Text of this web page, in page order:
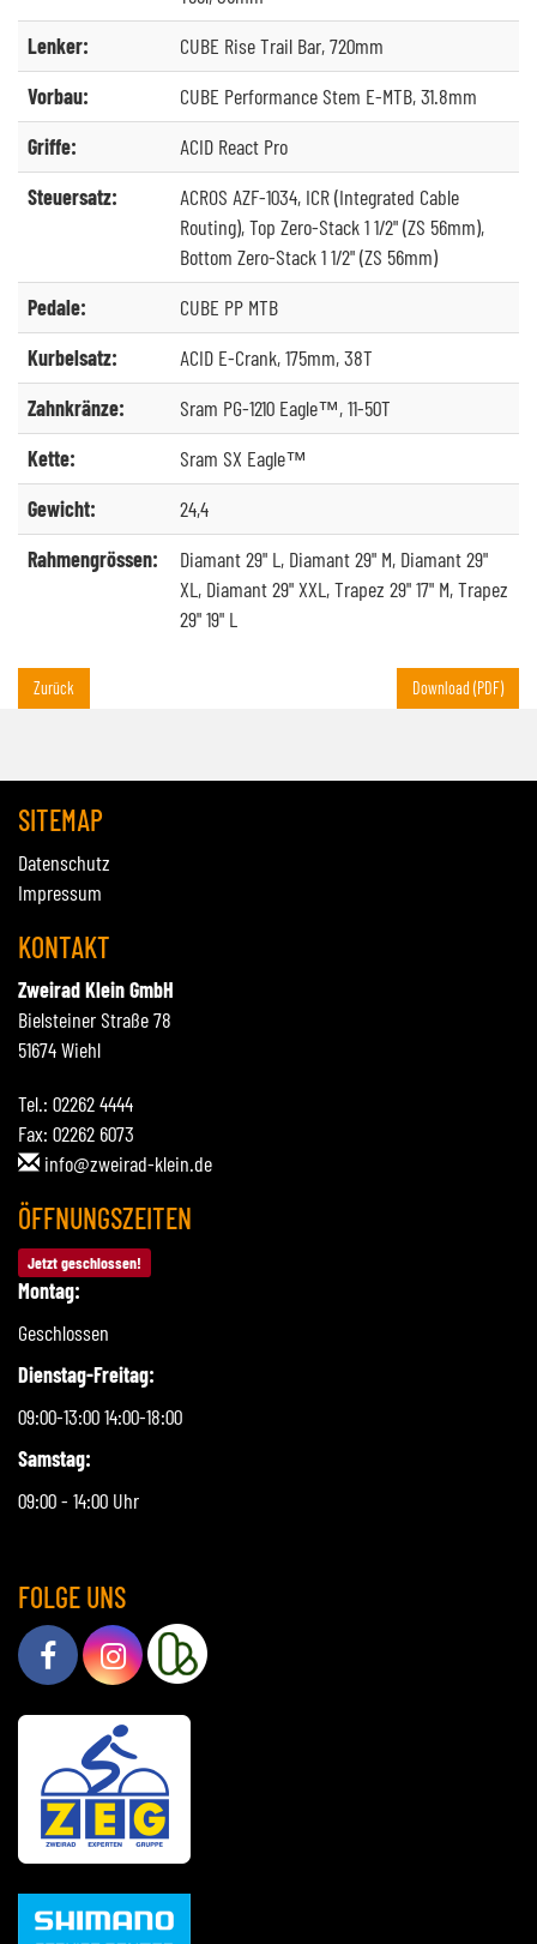
Lenker:
CUBE Rise Trail Bar, 720mm
Vorbau:
CUBE Performance Stem E-MTB, 31.8mm
Griffe:
ACID React Pro
Steuersatz:
ACROS AZF-1034, ICR (Integrated Cable
Routing), Top Zero-Stack 1 1/2" (ZS 56mm),
Bottom Zero-Stack 1 1/2" (ZS 56mm)
Pedale:
CUBE PP MTB
Kurbelsatz:
ACID E-Crank, 175mm, 38T
Zahnkränze:
Sram PG-1210 Eagle™, 11-50T
Kette:
Sram SX Eagle™
Gewicht:
24,4
Rahmengrössen:
Diamant 29" L, Diamant 29" M, Diamant 29"
XL, Diamant 29" XXL, Trapez 29" 17" M, Trapez
29" 19" L
Zurück Download (PDF)
SITEMAP
Datenschutz
Impressum
KONTAKT
Zweirad Klein GmbH
Bielsteiner Straße 78
51674 Wiehl
Tel.: 02262 4444
Fax: 02262 6073
info@zweirad-klein.de
ÖFFNUNGSZEITEN
Jetzt geschlossen!
Montag:
Geschlossen
Dienstag-Freitag:
09:00-13:00 14:00-18:00
Samstag:
09:00 - 14:00 Uhr
FOLGE UNS